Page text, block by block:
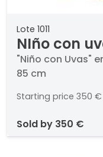
Lote 1011
NIño con
"Niño con Uvas"
85 cm
Starting price 350 €
sold by 350 €